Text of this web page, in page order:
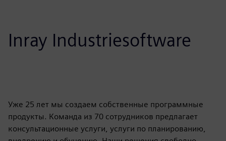
Inray Industriesoftware
Уже 25 лет мы создаем собственные программные
продукты. Команда из 70 сотрудников предлагает
консультационные услуги, услуги по планированию,